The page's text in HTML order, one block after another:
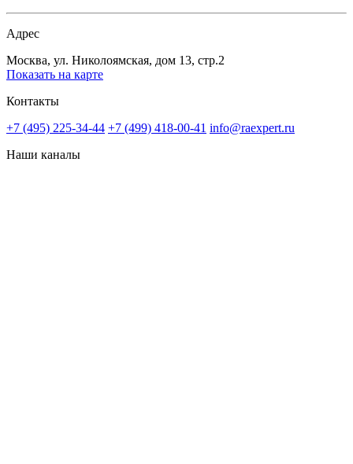
Адрес
Москва, ул. Николоямская, дом 13, стр.2
Показать на карте
Контакты
+7 (495) 225-34-44 +7 (499) 418-00-41 info@raexpert.ru
Наши каналы